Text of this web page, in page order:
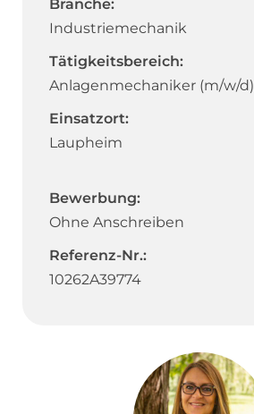
Branche:
Industriemechanik
Tätigkeitsbereich:
Anlagenmechaniker (m/w/d)
Einsatzort:
Laupheim
Bewerbung:
Ohne Anschreiben
Referenz-Nr.:
10262A39774